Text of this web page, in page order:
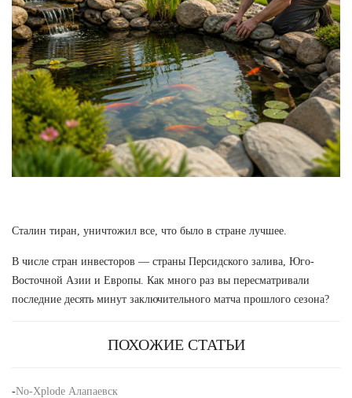
Сталин тиран, уничтожил все, что было в стране лучшее.
В числе стран инвесторов — страны Персидского залива, Юго-
Восточной Азии и Европы. Как много раз вы пересматривали
последние десять минут заключительного матча прошлого сезона?
ПОХОЖИЕ СТАТЬИ
-No-Xplode Алапаевск